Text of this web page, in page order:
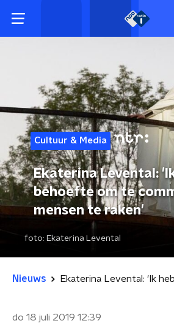
Cultuur & Media
Ekaterina Levental:
behoefte om te
mensen te raken'
foto: Ekaterina Levental
Nieuws
do 18 juli 2019 12:39